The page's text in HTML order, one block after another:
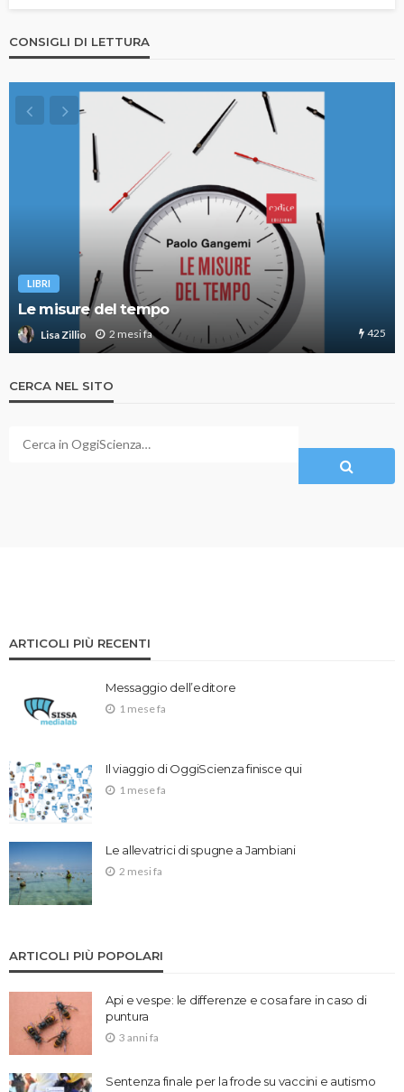
CONSIGLI DI LETTURA
LIBRI
Le misure del tempo
Lisa Zillio 2 mesi fa 425
CERCA NEL SITO
ARTICOLI PIÙ RECENTI
Messaggio dell’editore
1 mese fa
Il viaggio di OggiScienza finisce qui
1 mese fa
Le allevatrici di spugne a Jambiani
2 mesi fa
ARTICOLI PIÙ POPOLARI
Api e vespe: le differenze e cosa fare in caso di
puntura
3 anni fa
Sentenza finale per la frode su vaccini e autismo